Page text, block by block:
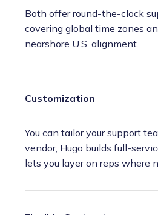
Both offer round-the-clock
covering global time zones
nearshore U.S. alignment.
Customization
You can tailor your support
vendor; Hugo builds full-
lets you layer on reps where